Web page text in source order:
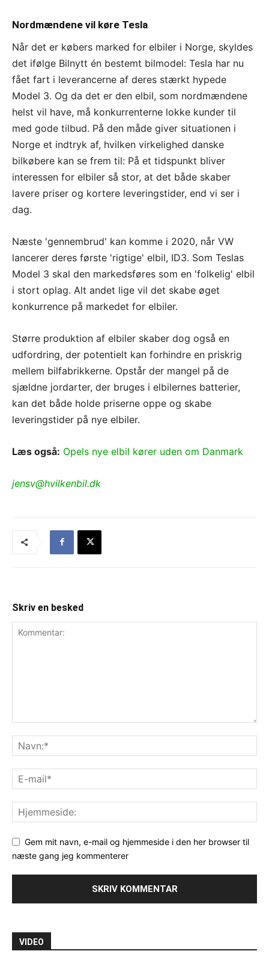
Nordmændene vil køre Tesla
Når det er købers marked for elbiler i Norge, skyldes
det ifølge Bilnytt én bestemt bilmodel: Tesla har nu
fået fart i leverancerne af deres stærkt hypede
Model 3. Og da det er den elbil, som nordmændene
helst vil have, må konkurrenterne lokke kunder til
med gode tilbud. På den måde giver situationen i
Norge et indtryk af, hvilken virkelighed danske
bilkøbere kan se frem til: På et tidspunkt bliver
interessen for elbiler så stor, at det både skaber
lavere priser og kortere leveringstider, end vi ser i
dag.
Næste 'gennembrud' kan komme i 2020, når VW
lancerer deres første 'rigtige' elbil, ID3. Som Teslas
Model 3 skal den markedsføres som en 'folkelig' elbil
i stort oplag. Alt andet lige vil det skabe øget
konkurrence på markedet for elbiler.
Større produktion af elbiler skaber dog også en
udfordring, der potentielt kan forhindre en priskrig
mellem bilfabrikkerne. Opstår der mangel på de
sjældne jordarter, der bruges i elbilernes batterier,
kan det både holde priserne oppe og skabe
leveringstider på nye elbiler.
Læs også: Opels nye elbil kører uden om Danmark
jensv@hvilkenbil.dk
Skriv en besked
Gem mit navn, e-mail og hjemmeside i den her browser til
næste gang jeg kommenterer
VIDEO